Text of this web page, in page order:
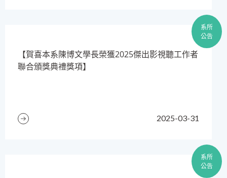
系所
公告
2025-03-31
​【賀喜本系陳博文學長榮獲2025傑出影視聽工作者
聯合頒獎典禮獎項】
系所
公告